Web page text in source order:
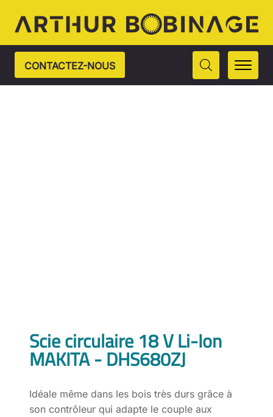
CONTACTEZ-NOUS
Scie circulaire 18 V Li-Ion
MAKITA - DHS680ZJ
Idéale même dans les bois très durs grâce à
son contrôleur qui adapte le couple aux